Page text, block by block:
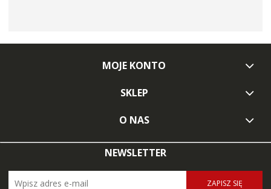
MOJE KONTO
SKLEP
O NAS
NEWSLETTER
ZAPISZ SIĘ